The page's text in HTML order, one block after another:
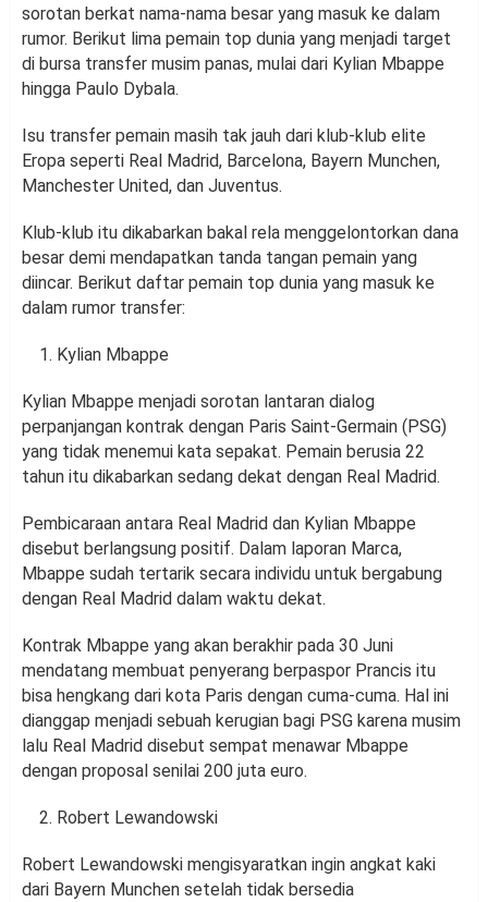
sorotan berkat nama-nama besar yang masuk ke dalam
rumor. Berikut lima pemain top dunia yang menjadi target
di bursa transfer musim panas, mulai dari Kylian Mbappe
hingga Paulo Dybala.
Isu transfer pemain masih tak jauh dari klub-klub elite
Eropa seperti Real Madrid, Barcelona, Bayern Munchen,
Manchester United, dan Juventus.
Klub-klub itu dikabarkan bakal rela menggelontorkan dana
besar demi mendapatkan tanda tangan pemain yang
diincar. Berikut daftar pemain top dunia yang masuk ke
dalam rumor transfer:
Kylian Mbappe
Kylian Mbappe menjadi sorotan lantaran dialog
perpanjangan kontrak dengan Paris Saint-Germain (PSG)
yang tidak menemui kata sepakat. Pemain berusia 22
tahun itu dikabarkan sedang dekat dengan Real Madrid.
Pembicaraan antara Real Madrid dan Kylian Mbappe
disebut berlangsung positif. Dalam laporan Marca,
Mbappe sudah tertarik secara individu untuk bergabung
dengan Real Madrid dalam waktu dekat.
Kontrak Mbappe yang akan berakhir pada 30 Juni
mendatang membuat penyerang berpaspor Prancis itu
bisa hengkang dari kota Paris dengan cuma-cuma. Hal ini
dianggap menjadi sebuah kerugian bagi PSG karena musim
lalu Real Madrid disebut sempat menawar Mbappe
dengan proposal senilai 200 juta euro.
Robert Lewandowski
Robert Lewandowski mengisyaratkan ingin angkat kaki
dari Bayern Munchen setelah tidak bersedia